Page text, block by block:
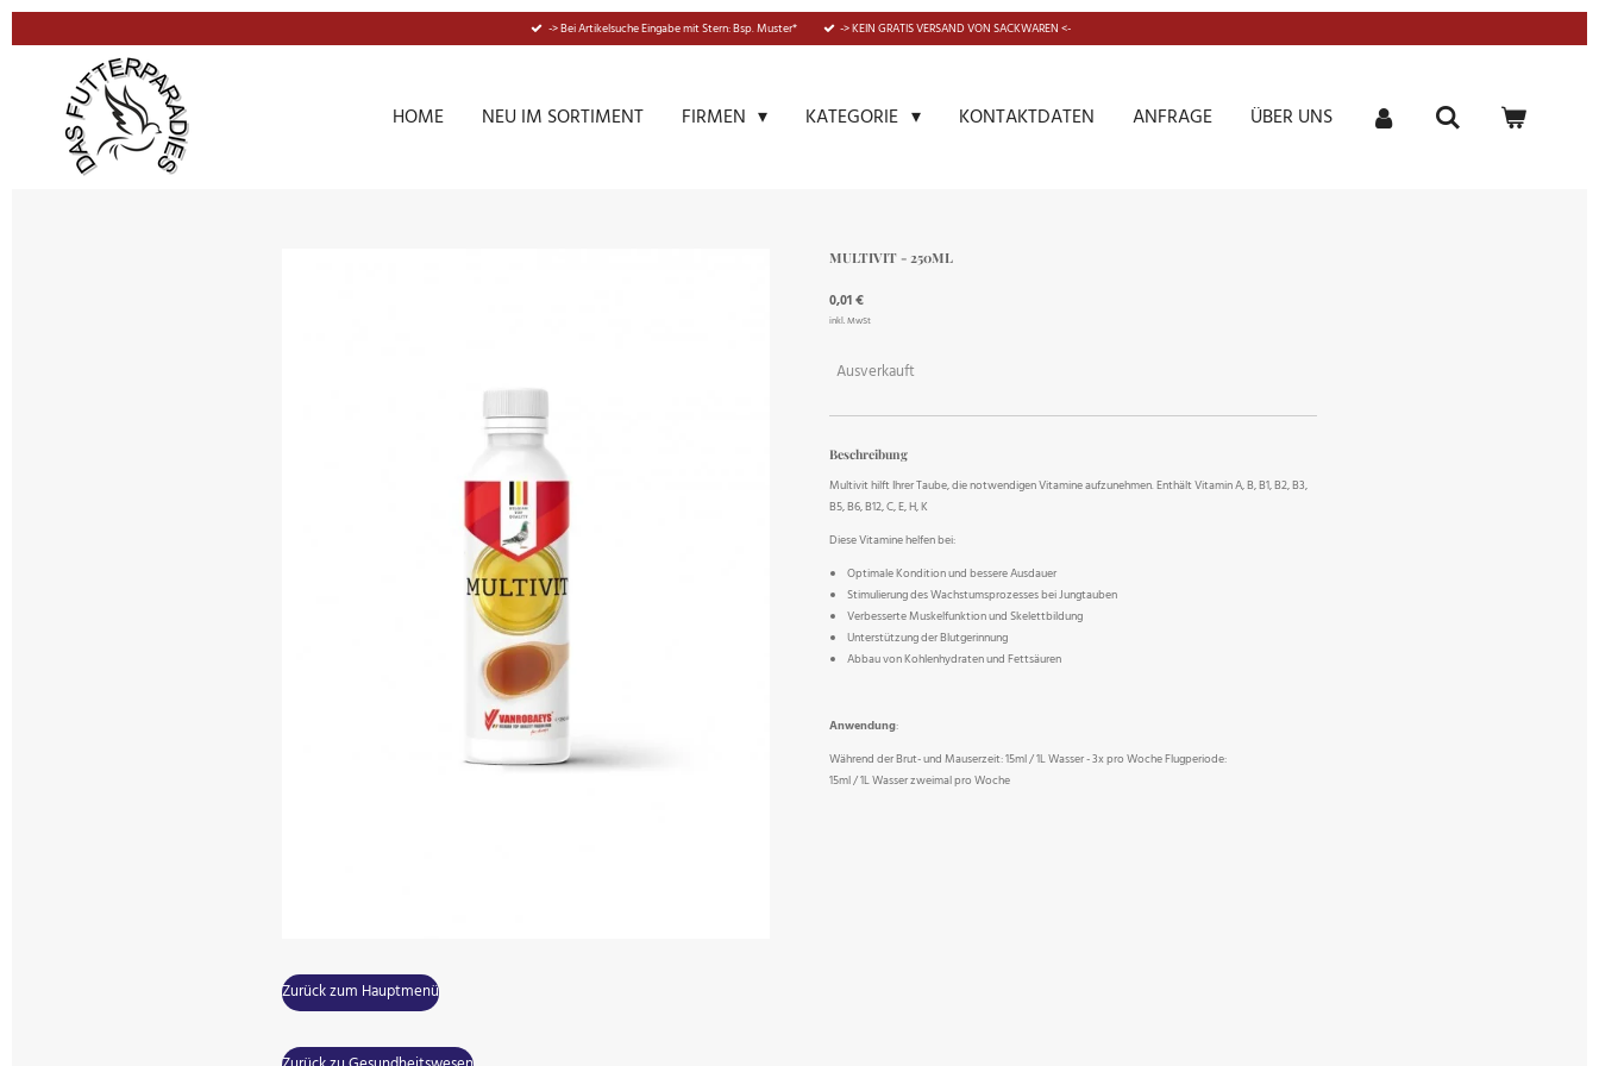
-> Bei Artikelsuche Eingabe mit Stern: Bsp. Muster* -> KEIN GRATIS VERSAND VON SACKWAREN <-
HOME NEU IM SORTIMENT FIRMEN KATEGORIE KONTAKTDATEN ANFRAGE ÜBER UNS
MULTIVIT - 250ML
0,01 €
inkl. MwSt
Ausverkauft
Beschreibung
Multivit hilft Ihrer Taube, die notwendigen Vitamine aufzunehmen. Enthält Vitamin A, B, B1, B2, B3,
B5, B6, B12, C, E, H, K
Diese Vitamine helfen bei:
Optimale Kondition und bessere Ausdauer
Stimulierung des Wachstumsprozesses bei Jungtauben
Verbesserte Muskelfunktion und Skelettbildung
Unterstützung der Blutgerinnung
Abbau von Kohlenhydraten und Fettsäuren
Anwendung:
Während der Brut- und Mauserzeit: 15ml / 1L Wasser - 3x pro Woche Flugperiode:
15ml / 1L Wasser zweimal pro Woche
Zurück zum Hauptmenü